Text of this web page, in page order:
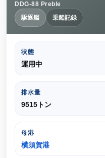
DDG-88 Preble
駆逐艦
乗船記録
状態
運用中
排水量
9515トン
母港
横須賀港
ログイン状態を保持
新規登録